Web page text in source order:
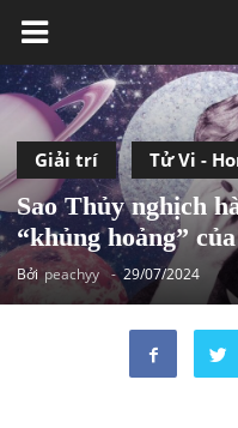
Giải trí Tử Vi -
Sao Thủy nghịch
“khủng hoảng”
Bởi peachyy - 29/07/2024